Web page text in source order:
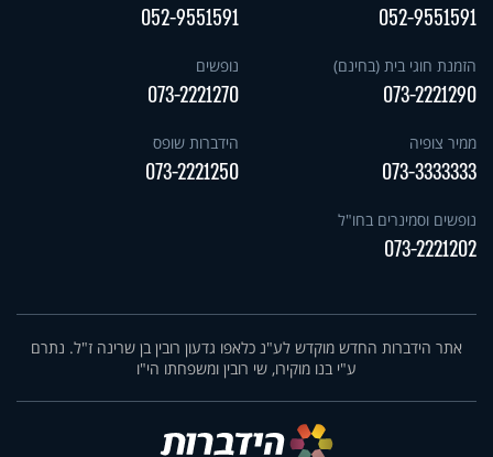
052-9551591
052-9551591
הזמנת חוגי בית (בחינם)
073-2221290
נופשים
073-2221270
ממיר צופיה
073-3333333
הידברות שופס
073-2221250
נופשים וסמינרים בחו"ל
073-2221202
אתר הידברות החדש מוקדש לע"נ כלאפו גדעון רובין בן שרינה ז"ל. נתרם
ע"י בנו מוקירו, שי רובין ומשפחתו הי"ו